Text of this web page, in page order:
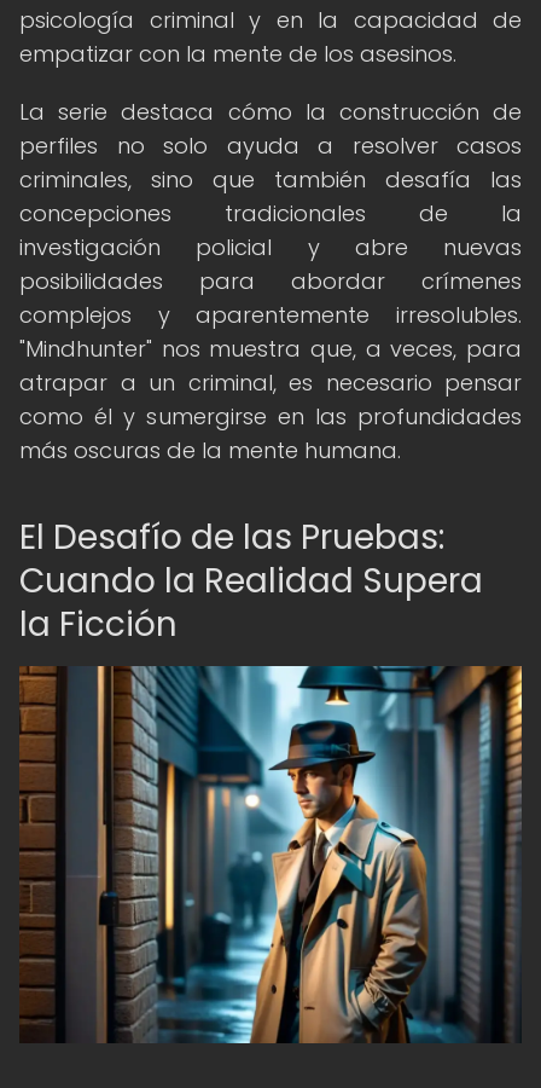
psicología criminal y en la capacidad de
empatizar con la mente de los asesinos.
La serie destaca cómo la construcción de
perfiles no solo ayuda a resolver casos
criminales, sino que también desafía las
concepciones tradicionales de la
investigación policial y abre nuevas
posibilidades para abordar crímenes
complejos y aparentemente irresolubles.
"Mindhunter" nos muestra que, a veces, para
atrapar a un criminal, es necesario pensar
como él y sumergirse en las profundidades
más oscuras de la mente humana.
El Desafío de las Pruebas:
Cuando la Realidad Supera
la Ficción